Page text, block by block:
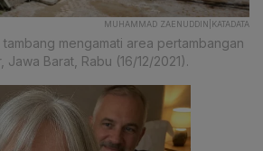
MUHAMMAD ZAENUDDIN|KATADATA
mengamati area pertambangan
Barat, Rabu (16/12/2021).